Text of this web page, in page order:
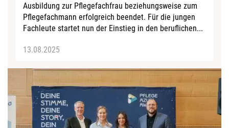
Ausbildung zur Pflegefachfrau beziehungsweise zum
Pflegefachmann erfolgreich beendet. Für die jungen
Fachleute startet nun der Einstieg in den beruflichen...
13.08.2025